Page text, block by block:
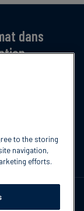
dans
bulletin
tendances,
to the storing
navigation,
efforts.